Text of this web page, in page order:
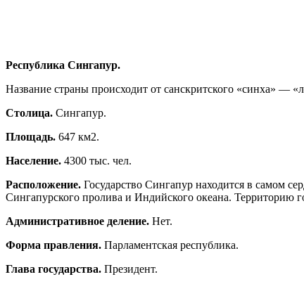
Республика Сингапур.
Название страны происходит от санскритского «синха» —
Столица. Сингапур.
Площадь. 647 км2.
Население. 4300 тыс. чел.
Расположение. Государство Сингапур находится в самом
Сингапурского пролива и Индийского океана. Территорию
Административное деление. Нет.
Форма правления. Парламентская республика.
Глава государства. Президент.